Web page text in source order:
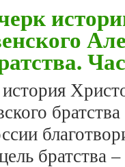
братства